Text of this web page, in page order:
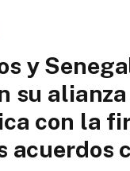
y
su alianza
con la
acuerdos